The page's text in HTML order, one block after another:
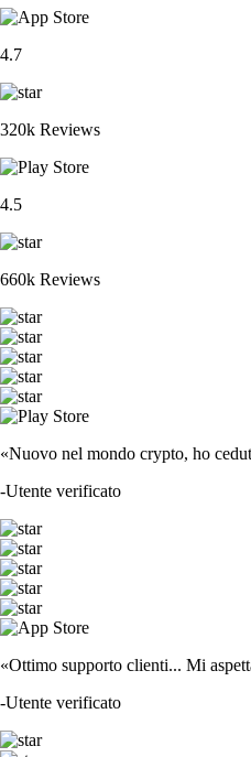
4.7
320k Reviews
4.5
660k Reviews
«Nuovo nel mondo crypto, ho
-Utente verificato
«Ottimo supporto clienti... Mi
-Utente verificato